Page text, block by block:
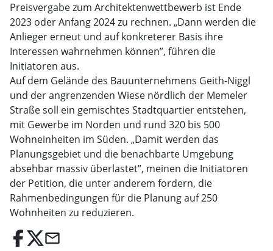
Preisvergabe zum Architektenwettbewerb ist Ende
2023 oder Anfang 2024 zu rechnen. „Dann werden die
Anlieger erneut und auf konkreterer Basis ihre
Interessen wahrnehmen können”, führen die
Initiatoren aus.
Auf dem Gelände des Bauunternehmens Geith-Niggl
und der angrenzenden Wiese nördlich der Memeler
Straße soll ein gemischtes Stadtquartier entstehen,
mit Gewerbe im Norden und rund 320 bis 500
Wohneinheiten im Süden. „Damit werden das
Planungsgebiet und die benachbarte Umgebung
absehbar massiv überlastet”, meinen die Initiatoren
der Petition, die unter anderem fordern, die
Rahmenbedingungen für die Planung auf 250
Wohnheiten zu reduzieren.
email